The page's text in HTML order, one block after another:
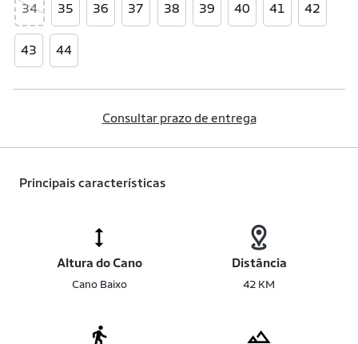
34 35 36 37 38 39 40 41 42
43 44
Consultar prazo de entrega
Principais características
Altura do Cano
Cano Baixo
Distância
42 KM